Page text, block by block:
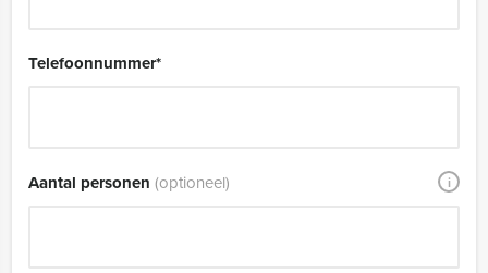
Telefoonnummer*
Aantal personen (optioneel) i